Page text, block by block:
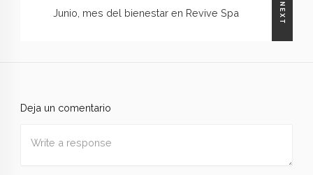
NEXT
Junio, mes del bienestar en Revive Spa
Deja un comentario